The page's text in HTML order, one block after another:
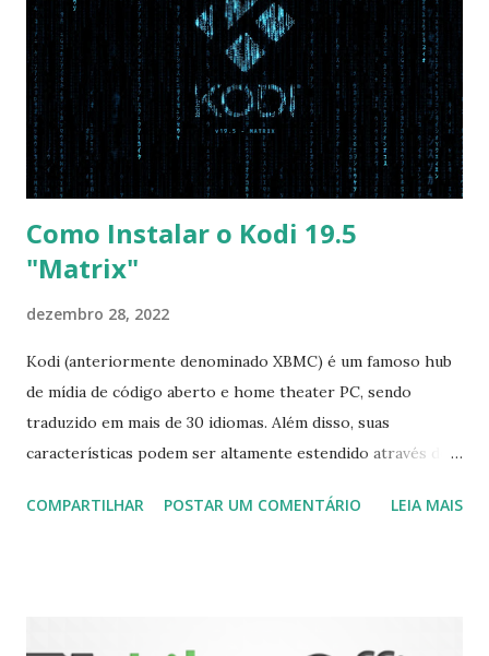
opção garante boot com Win e Linux) Boot > Boot Priority
Order USB HDD: SATA CD: SATA HDD: Essa ordem de boot
vai garantir que ele tente primeiro o boot pela USB, depois
pelo CD e por último no HD. Apenas as opções acima são
as necessá...
Como Instalar o Kodi 19.5
"Matrix"
dezembro 28, 2022
Kodi (anteriormente denominado XBMC) é um famoso hub
de mídia de código aberto e home theater PC, sendo
traduzido em mais de 30 idiomas. Além disso, suas
características podem ser altamente estendido através de
(personal video recorder). A versão final do Kodi 19.5
COMPARTILHAR POSTAR UM COMENTÁRIO LEIA MAIS